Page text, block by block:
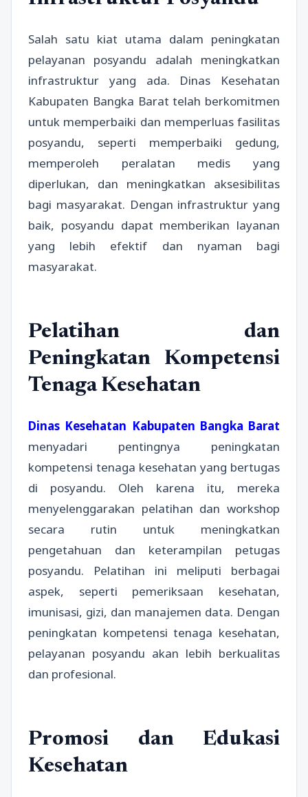
Salah satu kiat utama dalam peningkatan
pelayanan posyandu adalah meningkatkan
infrastruktur yang ada. Dinas Kesehatan
Kabupaten Bangka Barat telah berkomitmen
untuk memperbaiki dan memperluas fasilitas
posyandu, seperti memperbaiki gedung,
memperoleh peralatan medis yang
diperlukan, dan meningkatkan aksesibilitas
bagi masyarakat. Dengan infrastruktur yang
baik, posyandu dapat memberikan layanan
yang lebih efektif dan nyaman bagi
masyarakat.
Pelatihan dan
Peningkatan Kompetensi
Tenaga Kesehatan
Dinas Kesehatan Kabupaten Bangka Barat
menyadari pentingnya peningkatan
kompetensi tenaga kesehatan yang bertugas
di posyandu. Oleh karena itu, mereka
menyelenggarakan pelatihan dan workshop
secara rutin untuk meningkatkan
pengetahuan dan keterampilan petugas
posyandu. Pelatihan ini meliputi berbagai
aspek, seperti pemeriksaan kesehatan,
imunisasi, gizi, dan manajemen data. Dengan
peningkatan kompetensi tenaga kesehatan,
pelayanan posyandu akan lebih berkualitas
dan profesional.
Promosi dan Edukasi
Kesehatan